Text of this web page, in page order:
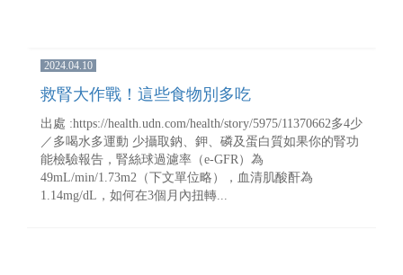
2024.04.10
救腎大作戰！這些食物別多吃
出處 :https://health.udn.com/health/story/5975/11370662多4少
／多喝水多運動 少攝取鈉、鉀、磷及蛋白質如果你的腎功
能檢驗報告，腎絲球過濾率（e-GFR）為
49mL/min/1.73m2（下文單位略），血清肌酸酐為
1.14mg/dL，如何在3個月內扭轉...